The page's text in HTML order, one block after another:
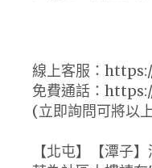
線上客服：
免費通話：
(立即詢問可將以
【北屯】【潭子